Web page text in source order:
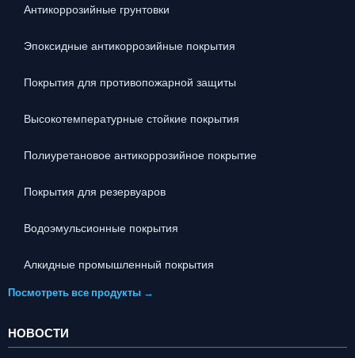
Антикоррозийные грунтовки
Эпоксидные антикоррозийные покрытия
Покрытия для противопожарной защиты
Высокотемпературные стойкие покрытия
Полиуретановое антикоррозийное покрытие
Покрытия для резервуаров
Водоэмульсионные покрытия
Алкидные промышленный покрытия
Посмотреть все продукты →
НОВОСТИ